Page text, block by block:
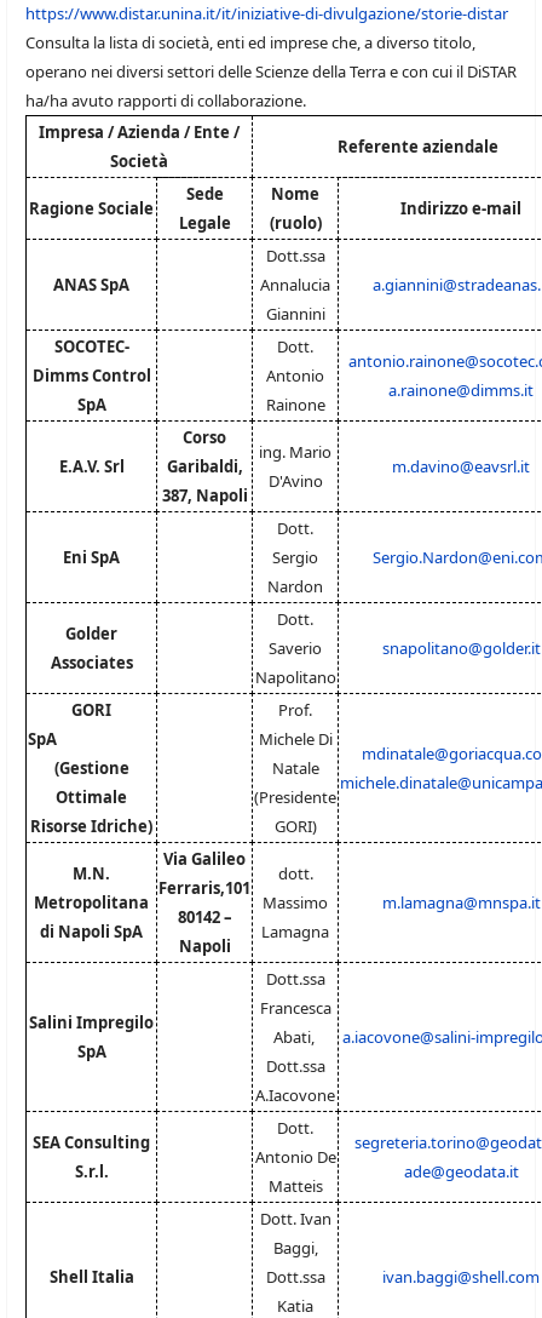
https://www.distar.unina.it/it/iniziative-di-divulgazione/storie-distar
Consulta la lista di società, enti ed imprese che, a diverso titolo,
operano nei diversi settori delle Scienze della Terra e con cui il DiSTAR
ha/ha avuto rapporti di collaborazione.
Impresa / Azienda / Ente /
Società
Referente aziendale
Ragione Sociale
Sede
Legale
Nome
(ruolo)
Indirizzo e-mail
ANAS SpA
Dott.ssa
Annalucia
Giannini
SOCOTEC-
Dimms Control
SpA
Dott.
Antonio
Rainone
a.rainone@dimms.it
E.A.V. Srl
Corso
Garibaldi,
387, Napoli
ing. Mario
D'Avino
m.davino@eavsrl.it
Eni SpA
Dott.
Sergio
Nardon
Golder
Associates
Dott.
Saverio
Napolitano
snapolitano@golder.it
GORI
SpA
(Gestione
Ottimale
Risorse Idriche)
Prof.
Michele Di
Natale
(Presidente
GORI)
M.N.
Metropolitana
di Napoli SpA
Via Galileo
Ferraris,101
80142 –
Napoli
dott.
Massimo
Lamagna
m.lamagna@mnspa.it
Salini Impregilo
SpA
Dott.ssa
Francesca
Abati,
Dott.ssa
A.Iacovone
a.iacovone@salini-
SEA Consulting
S.r.l.
Dott.
Antonio De
Matteis
ade@geodata.it
Shell Italia
Dott. Ivan
Baggi,
Dott.ssa
Katia
ivan.baggi@shell.com